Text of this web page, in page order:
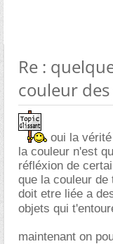
Re :
couleur
oui la
la couleur n'est
réfléxion de
que la couleur de
doit etre liée a
objets qui
maintenant on